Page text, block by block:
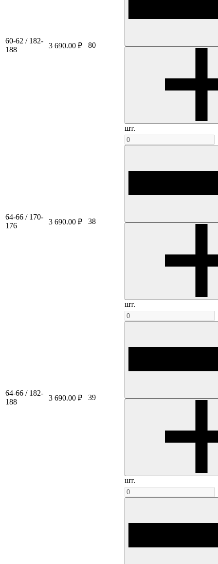
60-62 / 182-
188
3 690.00 ₽ 80
шт.
64-66 / 170-
176
3 690.00 ₽ 38
шт.
64-66 / 182-
188
3 690.00 ₽ 39
шт.